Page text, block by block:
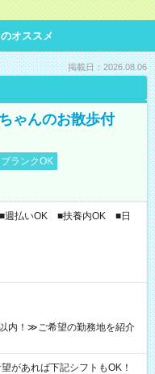
オススメ
掲載日：2026.08.06
ゃんのお散歩付
ブランクOK
週払いOK ■扶養内OK ■日
内！≫ご希望の勤務地を紹介